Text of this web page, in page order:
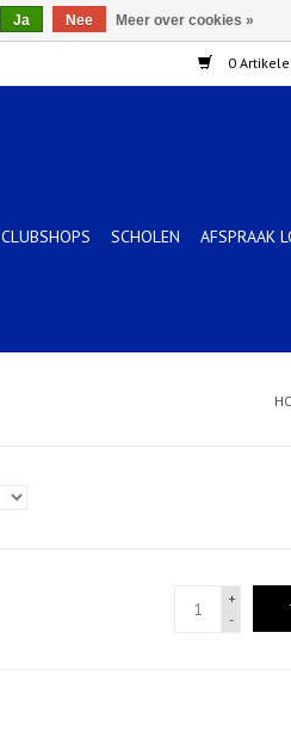
0
CLUBSHOPS SCHOLEN AFSPRAAK
+
-
Ja Nee Meer over cookies »